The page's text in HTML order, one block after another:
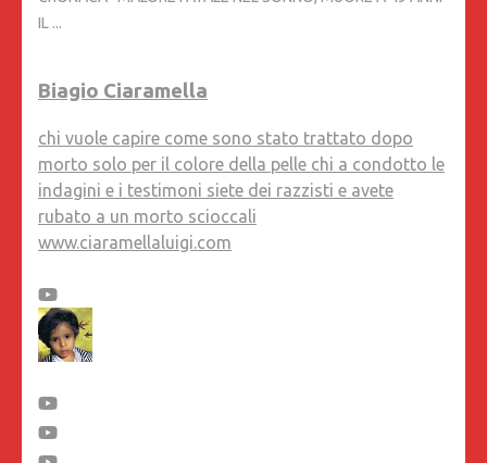
IL ...
Biagio Ciaramella
chi vuole capire come sono stato trattato dopo
morto solo per il colore della pelle chi a condotto le
indagini e i testimoni siete dei razzisti e avete
rubato a un morto scioccali
www.ciaramellaluigi.com